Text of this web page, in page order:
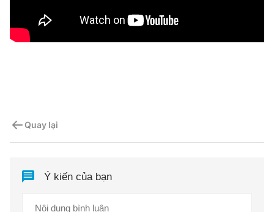
Quay lại
Ý kiến của bạn